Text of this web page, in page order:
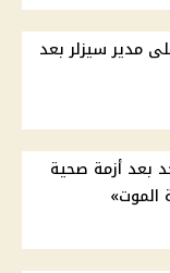
مدير سيزلر بعد
بعد أزمة صحية
الموت»